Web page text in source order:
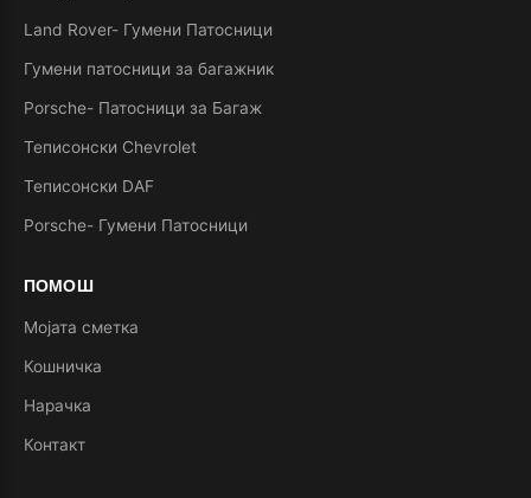
Land Rover- Гумени Патосници
Гумени патосници за багажник
Porsche- Патосници за Багаж
Теписонски Chevrolet
Теписонски DAF
Porsche- Гумени Патосници
ПОМОШ
Мојата сметка
Кошничка
Нарачка
Контакт